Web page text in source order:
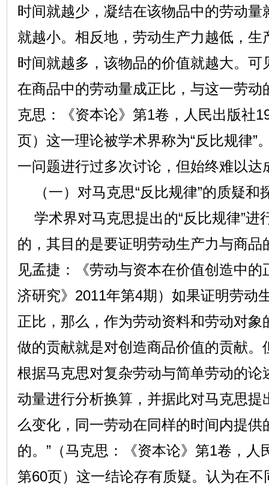
时间就越少，凝结在该物品中的劳动量
就越小。相反地，劳动生产力越低，生
时间就越多，该物品的价值就越大。可
在商品中的劳动量成正比，与这一劳动
克思：《资本论》第1卷，人民出版社
页）这一理论被学术界称为“反比规律”
一问题进行过多次讨论，但始终难以达
（一）对马克思“反比规律”的质疑和
学术界对马克思提出的“反比规律”进
的，其目的是要证明劳动生产力与商品
见孟捷：《劳动与资本在价值创造中
济研究》2011年第4期）如果证明劳动
正比，那么，作为劳动资料和劳动对象
做的贡献就是对创造商品价值的贡献。
根据马克思对复杂劳动与简单劳动的论
动量进行分析换算，并据此对马克思提
么变化，同一劳动在同样的时间内提供
的。”（马克思：《资本论》第1卷，人
第60页）这一结论存有质疑。认为在